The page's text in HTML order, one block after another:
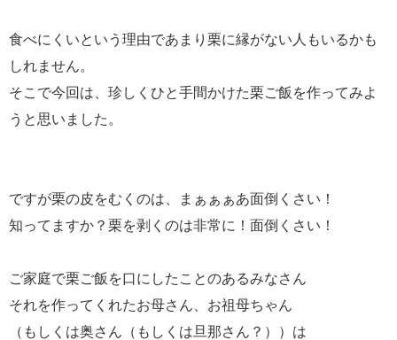
食べにくいという理由であまり栗に縁がない人もいるかも
しれません。
そこで今回は、珍しくひと手間かけた栗ご飯を作ってみよ
うと思いました。
ですが栗の皮をむくのは、まぁぁぁあ面倒くさい！
知ってますか？栗を剥くのは非常に！面倒くさい！
ご家庭で栗ご飯を口にしたことのあるみなさん
それを作ってくれたお母さん、お祖母ちゃん
（もしくは奥さん（もしくは旦那さん？））は